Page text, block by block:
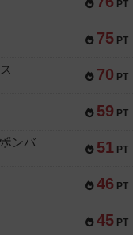
PT
75 PT
70 PT
59 PT
51 PT
ンバ
46 PT
45 PT